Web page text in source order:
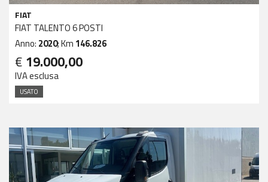
FIAT
FIAT TALENTO 6 POSTI
Anno: 2020; Km 146.826
€ 19.000,00
IVA esclusa
USATO